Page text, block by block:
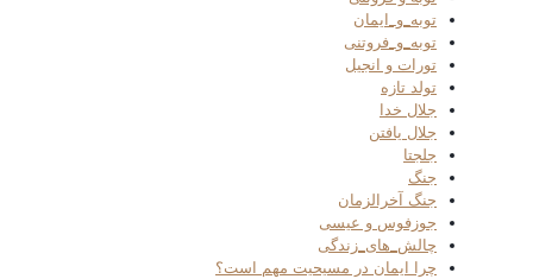
توبه_و_ایمان
توبه_و_فروتنی
تورات و انجیل
تولد تازه
جلال خدا
جلال یافتن
جلجتا
جنگ
جنگ آخرالزمان
جوزفوس و عیسی
چالش_های_زندگی
چرا ایمان در مسیحیت مهم است؟